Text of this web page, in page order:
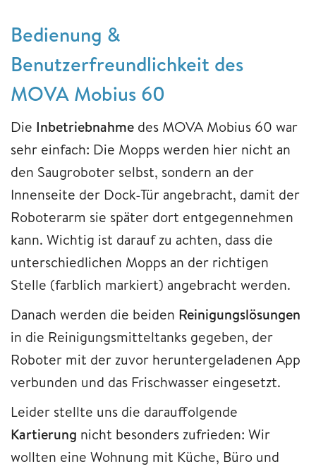
Bedienung &
Benutzerfreundlichkeit des
MOVA Mobius 60
Die Inbetriebnahme des MOVA Mobius 60 war
sehr einfach: Die Mopps werden hier nicht an
den Saugroboter selbst, sondern an der
Innenseite der Dock-Tür angebracht, damit der
Roboterarm sie später dort entgegennehmen
kann. Wichtig ist darauf zu achten, dass die
unterschiedlichen Mopps an der richtigen
Stelle (farblich markiert) angebracht werden.
Danach werden die beiden Reinigungslösungen
in die Reinigungsmitteltanks gegeben, der
Roboter mit der zuvor heruntergeladenen App
verbunden und das Frischwasser eingesetzt.
Leider stellte uns die darauffolgende
Kartierung nicht besonders zufrieden: Wir
wollten eine Wohnung mit Küche, Büro und